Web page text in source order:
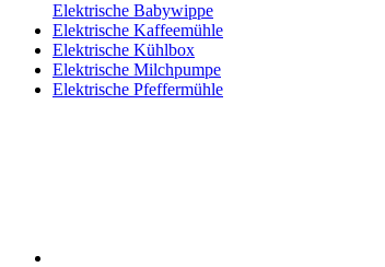
Elektrische Babywippe
Elektrische Kaffeemühle
Elektrische Kühlbox
Elektrische Milchpumpe
Elektrische Pfeffermühle